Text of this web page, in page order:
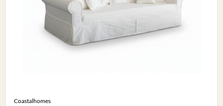
Coastalhomes